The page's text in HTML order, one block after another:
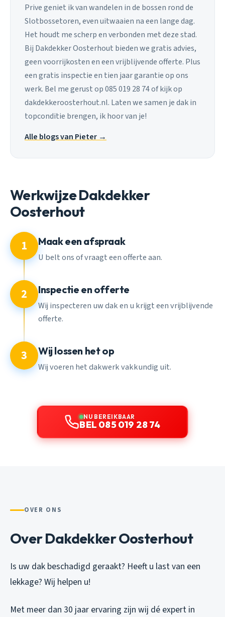
Prive geniet ik van wandelen in de bossen rond de
Slotbossetoren, even uitwaaien na een lange dag.
Het houdt me scherp en verbonden met deze stad.
Bij Dakdekker Oosterhout bieden we gratis advies,
geen voorrijkosten en een vrijblijvende offerte. Plus
een gratis inspectie en tien jaar garantie op ons
werk. Bel me gerust op 085 019 28 74 of kijk op
dakdekkeroosterhout.nl. Laten we samen je dak in
topconditie brengen, ik hoor van je!
Alle blogs van Pieter →
Werkwijze Dakdekker
Oosterhout
1 Maak een afspraak
U belt ons of vraagt een offerte aan.
2 Inspectie en offerte
Wij inspecteren uw dak en u krijgt een vrijblijvende
offerte.
3 Wij lossen het op
Wij voeren het dakwerk vakkundig uit.
NU BEREIKBAAR
BEL 085 019 28 74
OVER ONS
Over Dakdekker Oosterhout
Is uw dak beschadigd geraakt? Heeft u last van een
lekkage? Wij helpen u!
Met meer dan 30 jaar ervaring zijn wij dé expert in